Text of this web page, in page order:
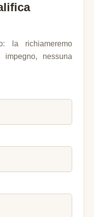
la richiameremo
nessuna